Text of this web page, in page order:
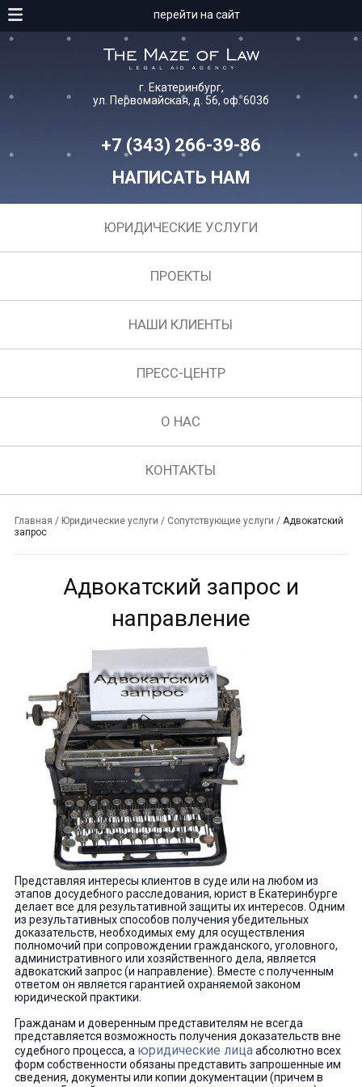
перейти на сайт
г. Екатеринбург,
ул. Первомайская, д. 56, оф. 603б
+7 (343) 266-39-86
НАПИСАТЬ НАМ
ЮРИДИЧЕСКИЕ УСЛУГИ
ПРОЕКТЫ
НАШИ КЛИЕНТЫ
ПРЕСС-ЦЕНТР
О НАС
КОНТАКТЫ
Главная / Юридические услуги / Сопутствующие услуги / Адвокатский
запрос
Адвокатский запрос и
направление
Представляя интересы клиентов в суде или на любом из
этапов досудебного расследования, юрист в Екатеринбурге
делает все для результативной защиты их интересов. Одним
из результативных способов получения убедительных
доказательств, необходимых ему для осуществления
полномочий при сопровождении гражданского, уголовного,
административного или хозяйственного дела, является
адвокатский запрос (и направление). Вместе с полученным
ответом он является гарантией охраняемой законом
юридической практики.
Гражданам и доверенным представителям не всегда
представляется возможность получения доказательств вне
судебного процесса, а юридические лицаабсолютно всех
форм собственности обязаны представить запрошенные им
сведения, документы или копии документации (причем в